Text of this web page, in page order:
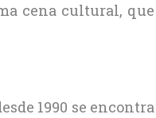
cena cultural, que
1990 se encontra